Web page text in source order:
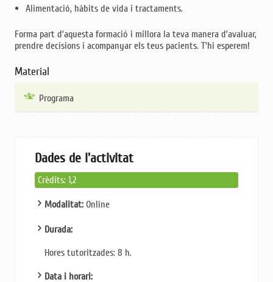
Alimentació, hàbits de vida i tractaments.
Forma part d’aquesta formació i millora la teva manera d’avaluar,
prendre decisions i acompanyar els teus pacients. T’hi esperem!
Material
Programa
Dades de l'activitat
Crèdits: 1,2
Modalitat: Online
Durada:
Hores tutoritzades: 8 h.
Data i horari: